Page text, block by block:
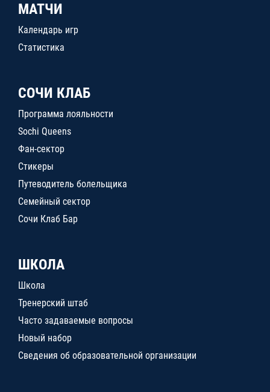
МАТЧИ
Календарь игр
Статистика
СОЧИ КЛАБ
Программа лояльности
Sochi Queens
Фан-сектор
Стикеры
Путеводитель болельщика
Семейный сектор
Сочи Клаб Бар
ШКОЛА
Школа
Тренерский штаб
Часто задаваемые вопросы
Новый набор
Сведения об образовательной организации